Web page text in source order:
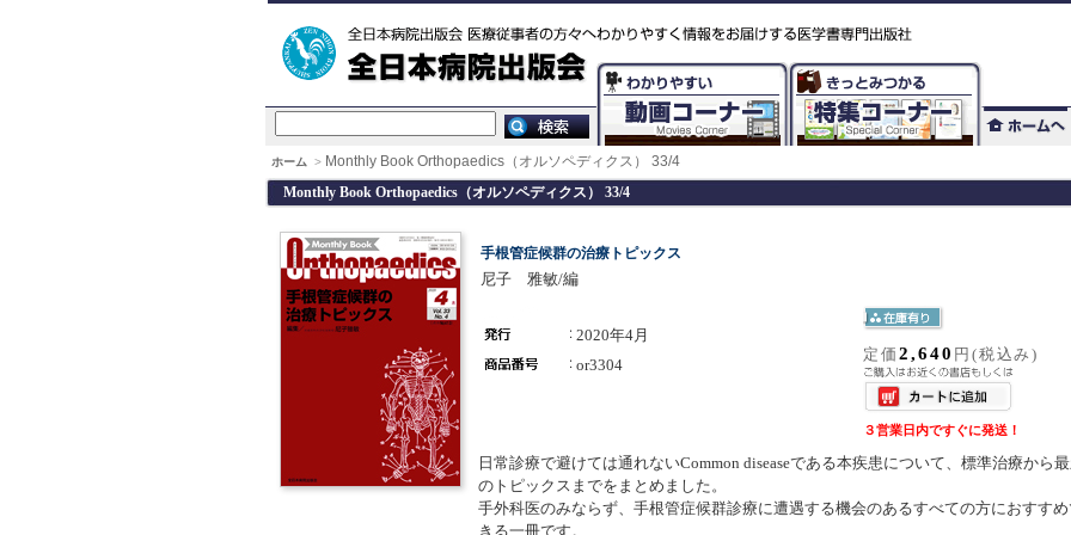
ホーム > Monthly Book Orthopaedics（オルソペディクス） 33/4
Monthly Book Orthopaedics（オルソペディクス） 33/4
手根管症候群の治療トピックス
尼子 雅敏/編
2020年4月
or3304
定価 2,640 円(税込み)
３営業日内ですぐに発送！
日常診療で避けては通れないCommon diseaseである本疾患について、標準治療から
のトピックスまでをまとめました。
手外科医のみならず、手根管症候群診療に遭遇する機会のあるすべての方におすす
きる一冊です。